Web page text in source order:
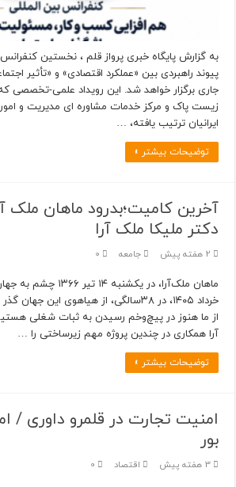
به گزارش پایگاه خبری پرواز قلم ، نخستین
جاری برگزار خواهد شد. این رویداد علمی-تخصصی
زیست پاک و مرکز خدمات مشاوره ای مدیریت و امور
ایرانیان ترتیب یافته، …
توضیحات بیشتر »
آخرین کامیت؛بدرود ماهان ملک
دکتر ملیکا ملک آرا
2 هفته پیش جامعه 0
خرداد ۱۴۰۵، در ۳۸سالگی، از هیاهوی این
از ما هنوز در پیچ‌وخم رسیدن به ثبات شغلی
آرا همکاری در چندین پروژه مهم زیرساختی را …
توضیحات بیشتر »
امنیت تجارت در قلمرو داوری /
بور
3 هفته پیش اقتصاد 0